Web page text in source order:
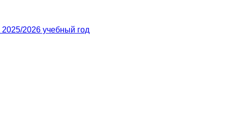
2026 учебный год